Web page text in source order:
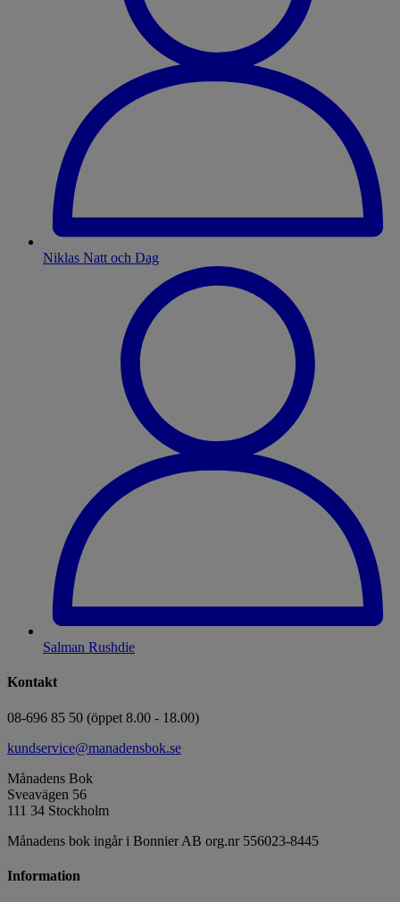
Niklas Natt och Dag
Salman Rushdie
Kontakt
08-696 85 50 (öppet 8.00 - 18.00)
kundservice@manadensbok.se
Månadens Bok
Sveavägen 56
111 34 Stockholm
Månadens bok ingår i Bonnier AB org.nr 556023-8445
Information